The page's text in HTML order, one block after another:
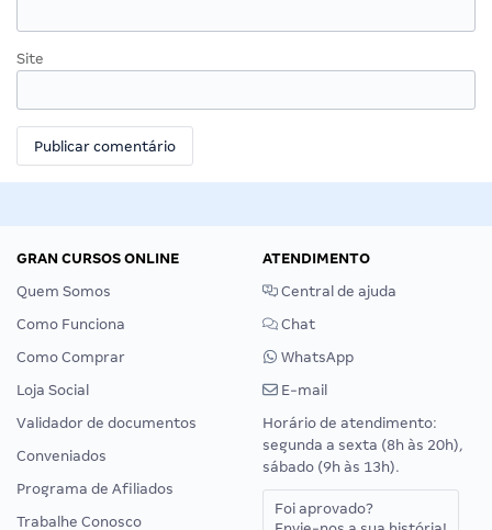
Site
GRAN CURSOS ONLINE
Quem Somos
Como Funciona
Como Comprar
Loja Social
Validador de documentos
Conveniados
Programa de Afiliados
Trabalhe Conosco
ATENDIMENTO
Central de ajuda
Chat
WhatsApp
E-mail
Horário de atendimento:
segunda a sexta (8h às 20h),
sábado (9h às 13h).
Foi aprovado?